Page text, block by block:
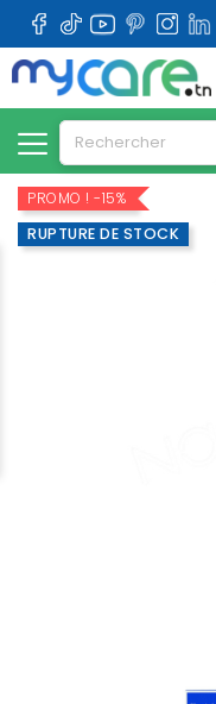
PROMO ! -15%
RUPTURE DE STOCK